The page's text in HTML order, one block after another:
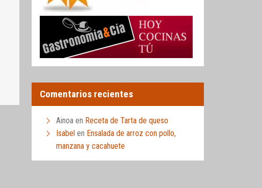
Comentarios recientes
Ainoa en Receta de Tarta de queso
Isabel en Ensalada de arroz con pollo,
manzana y cacahuete